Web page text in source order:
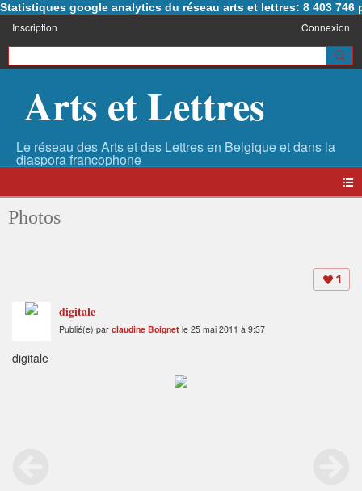
Statistiques google analytics du réseau arts et lettres: 8 403 746
Inscription Connexion
Arts et Lettres
Photos
1
digitale
Publié(e) par claudine Boignet le 25 mai 2011 à 9:37
digitale